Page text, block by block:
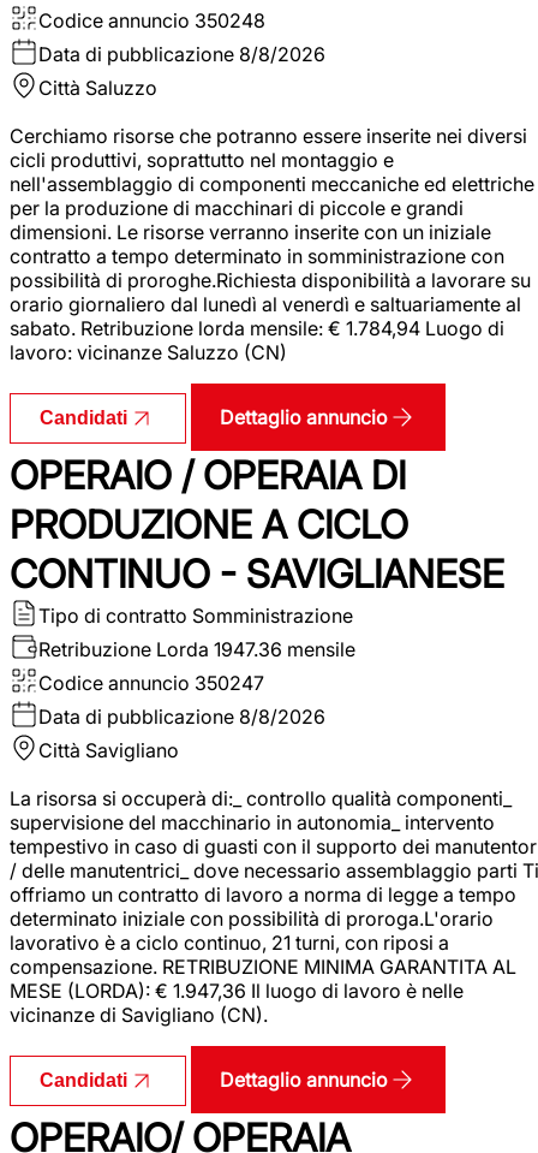
Codice annuncio 350248
Data di pubblicazione 8/8/2026
Città Saluzzo
Cerchiamo risorse che potranno essere inserite nei diversi
cicli produttivi, soprattutto nel montaggio e
nell'assemblaggio di componenti meccaniche ed elettriche
per la produzione di macchinari di piccole e grandi
dimensioni. Le risorse verranno inserite con un iniziale
contratto a tempo determinato in somministrazione con
possibilità di proroghe.Richiesta disponibilità a lavorare su
orario giornaliero dal lunedì al venerdì e saltuariamente al
sabato. Retribuzione lorda mensile: € 1.784,94 Luogo di
lavoro: vicinanze Saluzzo (CN)
Candidati Dettaglio annuncio
OPERAIO / OPERAIA DI
PRODUZIONE A CICLO
CONTINUO - SAVIGLIANESE
Tipo di contratto Somministrazione
Retribuzione Lorda 1947.36 mensile
Codice annuncio 350247
Data di pubblicazione 8/8/2026
Città Savigliano
La risorsa si occuperà di:_ controllo qualità componenti_
supervisione del macchinario in autonomia_ intervento
tempestivo in caso di guasti con il supporto dei
/ delle manutentrici_ dove necessario assemblaggio parti Ti
offriamo un contratto di lavoro a norma di legge a tempo
determinato iniziale con possibilità di proroga.L'orario
lavorativo è a ciclo continuo, 21 turni, con riposi a
compensazione. RETRIBUZIONE MINIMA GARANTITA AL
MESE (LORDA): € 1.947,36 Il luogo di lavoro è nelle
vicinanze di Savigliano (CN).
Candidati Dettaglio annuncio
OPERAIO/ OPERAIA